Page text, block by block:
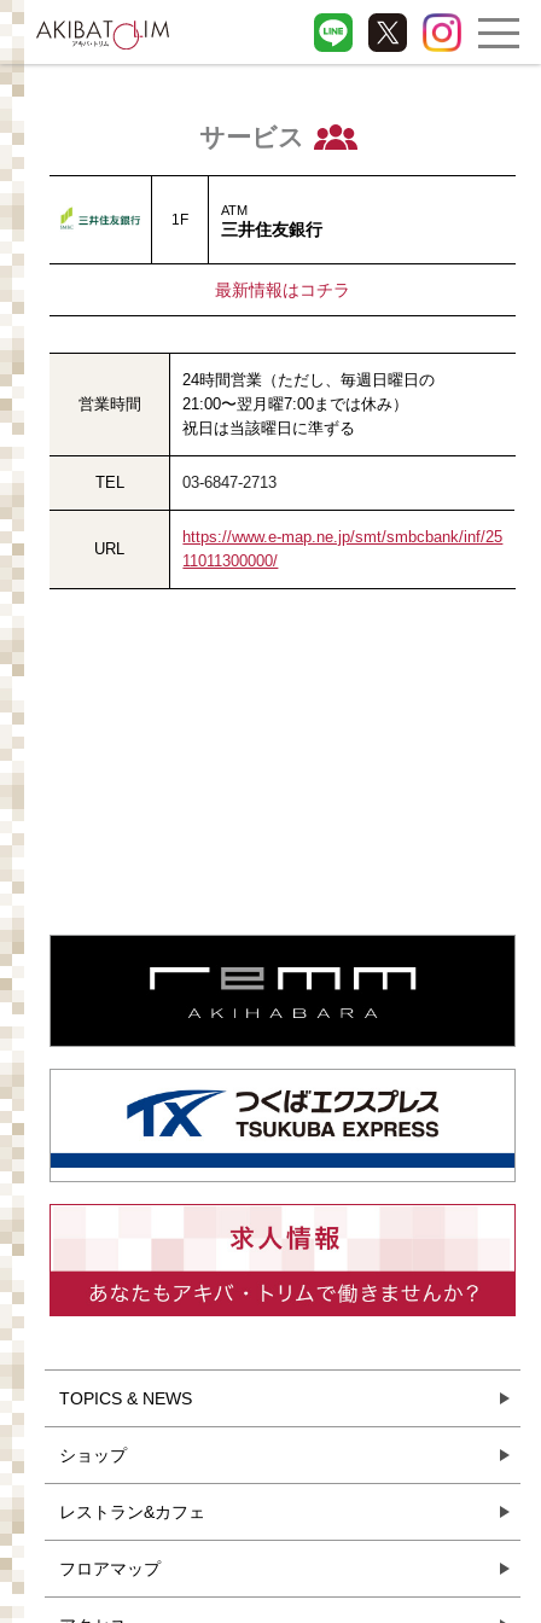
サービス
1F
ATM
三井住友銀行
最新情報はコチラ
営業時間
24時間営業（ただし、毎週日曜日の
21:00〜翌月曜7:00までは休み）
祝日は当該曜日に準ずる
TEL 03-6847-2713
URL
https://www.e-map.ne.jp/smt/smbcbank/inf/25
11011300000/
TOPICS & NEWS
ショップ
レストラン&カフェ
フロアマップ